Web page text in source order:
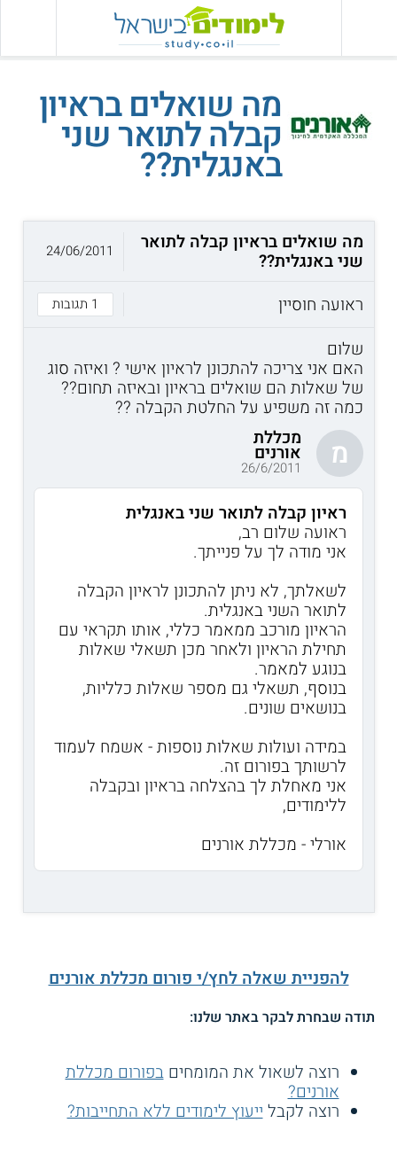
מה שואלים בראיון
קבלה לתואר שני
באנגלית??
מה שואלים בראיון קבלה לתואר
שני באנגלית??
ראועה חוסיין
1 תגובות
24/06/2011
שלום
האם אני צריכה להתכונן לראיון אישי ? ואיזה סוג
של שאלות הם שואלים בראיון ובאיזה תחום??
כמה זה משפיע על החלטת הקבלה ??
מ מכללת
אורנים
26/6/2011
ראיון קבלה לתואר שני באנגלית
ראועה שלום רב,
אני מודה לך על פנייתך.
לשאלתך, לא ניתן להתכונן לראיון הקבלה
לתואר השני באנגלית.
הראיון מורכב ממאמר כללי, אותו תקראי עם
תחילת הראיון ולאחר מכן תשאלי שאלות
בנוגע למאמר.
בנוסף, תשאלי גם מספר שאלות כלליות,
בנושאים שונים.
במידה ועולות שאלות נוספות - אשמח לעמוד
לרשותך בפורום זה.
אני מאחלת לך בהצלחה בראיון ובקבלה
ללימודים,
אורלי - מכללת אורנים
להפניית שאלה לחץ/י פורום מכללת אורנים
תודה שבחרת לבקר באתר שלנו:
רוצה לשאול את המומחיםבפורום מכללת
אורנים?
רוצה לקבלייעוץ לימודים ללא התחייבות?